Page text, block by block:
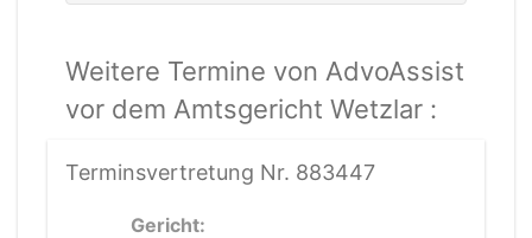
Weitere Termine von AdvoAssist
vor dem Amtsgericht Wetzlar :
Terminsvertretung Nr. 883447
Gericht: